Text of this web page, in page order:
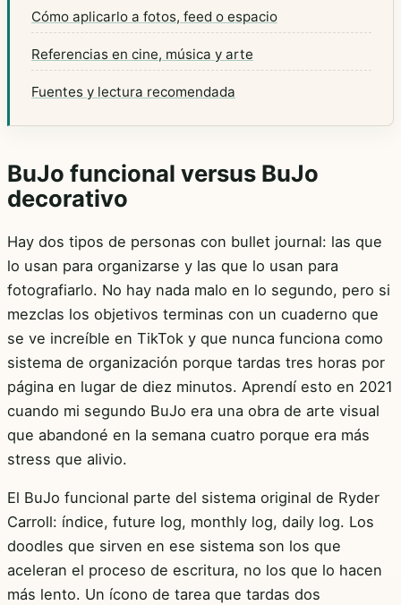
Cómo aplicarlo a fotos, feed o espacio
Referencias en cine, música y arte
Fuentes y lectura recomendada
BuJo funcional versus BuJo
decorativo
Hay dos tipos de personas con bullet journal: las que
lo usan para organizarse y las que lo usan para
fotografiarlo. No hay nada malo en lo segundo, pero si
mezclas los objetivos terminas con un cuaderno que
se ve increíble en TikTok y que nunca funciona como
sistema de organización porque tardas tres horas por
página en lugar de diez minutos. Aprendí esto en 2021
cuando mi segundo BuJo era una obra de arte visual
que abandoné en la semana cuatro porque era más
stress que alivio.
El BuJo funcional parte del sistema original de Ryder
Carroll: índice, future log, monthly log, daily log. Los
doodles que sirven en ese sistema son los que
aceleran el proceso de escritura, no los que lo hacen
más lento. Un ícono de tarea que tardas dos